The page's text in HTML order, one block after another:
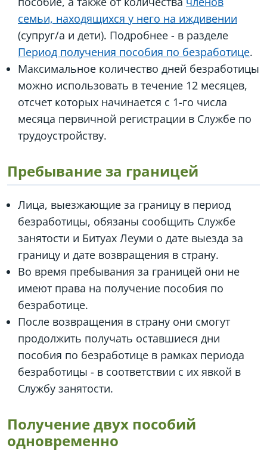
семьи, находящихся у него на иждивении
(супруг/а и дети). Подробнее - в разделе
Период получения пособия по безработице.
Максимальное количество дней безработицы
можно использовать в течение 12 месяцев,
отсчет которых начинается с 1-го числа
месяца первичной регистрации в Службе по
трудоустройству.
Пребывание за границей
Лица, выезжающие за границу в период
безработицы, обязаны сообщить Службе
занятости и Битуах Леуми о дате выезда за
границу и дате возвращения в страну.
Во время пребывания за границей они не
имеют права на получение пособия по
безработице.
После возвращения в страну они смогут
продолжить получать оставшиеся дни
пособия по безработице в рамках периода
безработицы - в соответствии с их явкой в
Службу занятости.
Получение двух пособий
одновременно